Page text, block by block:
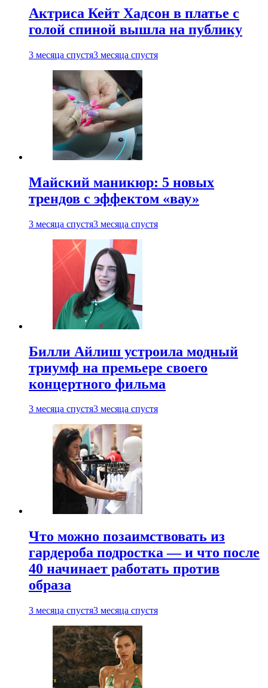
Актриса Кейт Хадсон в платье с
голой спиной вышла на публику
3 месяца спустя3 месяца спустя
Майский маникюр: 5 новых
трендов с эффектом «вау»
3 месяца спустя3 месяца спустя
Билли Айлиш устроила модный
триумф на премьере своего
концертного фильма
3 месяца спустя3 месяца спустя
Что можно позаимствовать из
гардероба подростка — и что после
40 начинает работать против
образа
3 месяца спустя3 месяца спустя